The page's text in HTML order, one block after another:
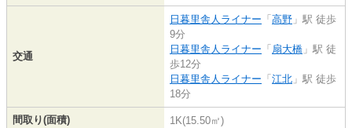
交通
日暮里舎人ライナー 「 高野 」駅 徒歩
9分
日暮里舎人ライナー 「 扇大橋 」駅 徒
歩12分
日暮里舎人ライナー 「 江北 」駅 徒歩
18分
間取り(面積) 1K(15.50㎡)